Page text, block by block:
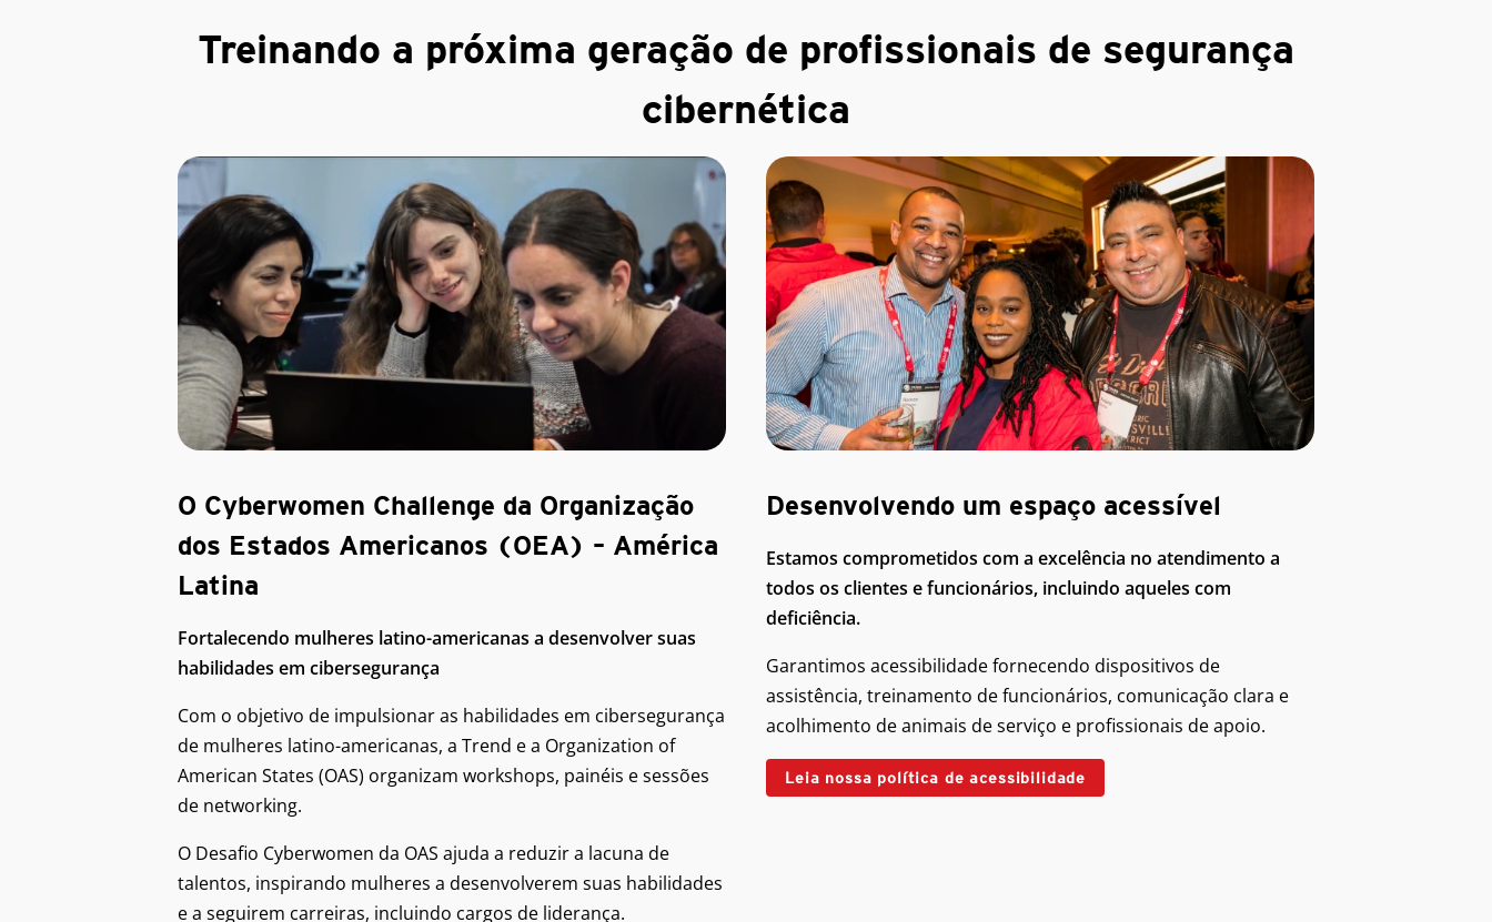
Treinando a próxima geração de profissionais de segurança
cibernética
O Cyberwomen Challenge da Organização
dos Estados Americanos (OEA) – América
Latina
Fortalecendo mulheres latino-americanas a desenvolver suas
habilidades em cibersegurança
Com o objetivo de impulsionar as habilidades em cibersegurança
de mulheres latino-americanas, a Trend e a Organization of
American States (OAS) organizam workshops, painéis e sessões
de networking.
O Desafio Cyberwomen da OAS ajuda a reduzir a lacuna de
talentos, inspirando mulheres a desenvolverem suas habilidades
e a seguirem carreiras, incluindo cargos de liderança.
Desenvolvendo um espaço acessível
Estamos comprometidos com a excelência no atendimento a
todos os clientes e funcionários, incluindo aqueles com
deficiência.
Garantimos acessibilidade fornecendo dispositivos de
assistência, treinamento de funcionários, comunicação clara e
acolhimento de animais de serviço e profissionais de apoio.
Leia nossa política de acessibilidade